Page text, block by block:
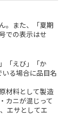
。また、「夏期
での表示はせ
「えび」「か
る場合に品目名
材料として製造
カニが混じって
エサとしてエ